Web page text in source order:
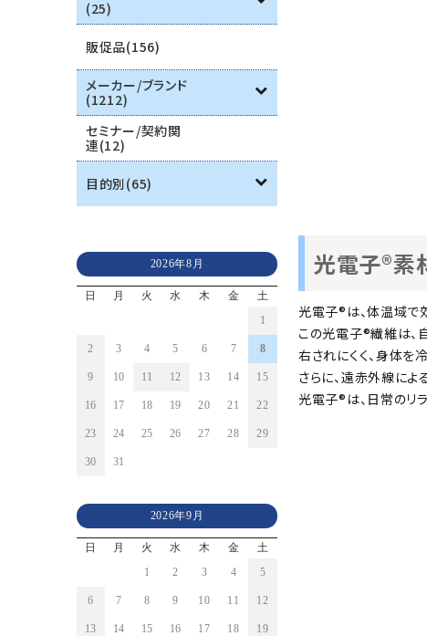
(25)
販促品(156)
メーカー/ブランド
(1212)
セミナー/契約関
連(12)
目的別(65)
2026年8月
日 月 火 水 木 金
土
1
2 3 4 5 6 7 8
9 10 11 12 13 14 15
16 17 18 19 20 21 22
23 24 25 26 27 28 29
30 31
2026年9月
日 月 火 水 木 金
土
1
2 3 4 5
6 7 8 9 10 11 12
13 14 15 16 17 18 19
光電子®素
光電子®は、体温域で
この光電子®繊維は、
右されにくく、身体を
さらに、遠赤外線に
光電子®は、日常のリ